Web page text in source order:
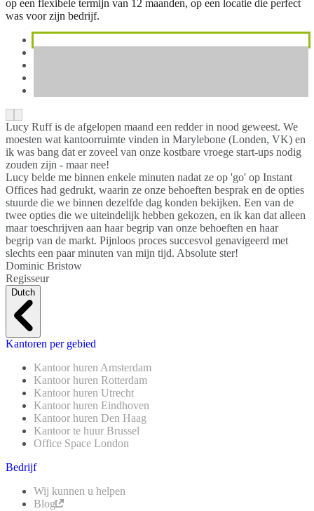
op een flexibele termijn van 12 maanden, op een locatie die perfect
was voor zijn bedrijf.
Lucy Ruff is de afgelopen maand een redder in nood geweest. We
moesten wat kantoorruimte vinden in Marylebone (Londen, VK) en
ik was bang dat er zoveel van onze kostbare vroege start-ups nodig
zouden zijn - maar nee!
Lucy belde me binnen enkele minuten nadat ze op 'go' op Instant
Offices had gedrukt, waarin ze onze behoeften besprak en de opties
stuurde die we binnen dezelfde dag konden bekijken. Een van de
twee opties die we uiteindelijk hebben gekozen, en ik kan dat alleen
maar toeschrijven aan haar begrip van onze behoeften en haar
begrip van de markt. Pijnloos proces succesvol genavigeerd met
slechts een paar minuten van mijn tijd. Absolute ster!
Dominic Bristow
Regisseur
Dutch
Kantoren per gebied
Kantoor huren Amsterdam
Kantoor huren Rotterdam
Kantoor huren Utrecht
Kantoor huren Eindhoven
Kantoor huren Den Haag
Kantoor te huur Brussel
Office Space London
Bedrijf
Wij kunnen u helpen
Blog